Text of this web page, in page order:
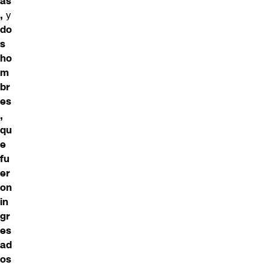
, y
do
s
ho
m
br
es
,
qu
e
fu
er
on
in
gr
es
ad
os